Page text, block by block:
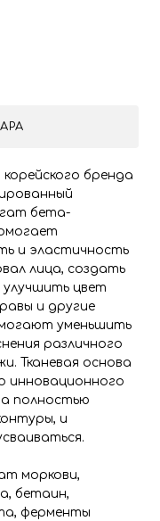
бренда
бета-
и эластичность
лица, создать
цвет
и другие
уменьшить
различного
Тканевая основа
инновационного
полностью
и
моркови,
бетаин,
ферменты